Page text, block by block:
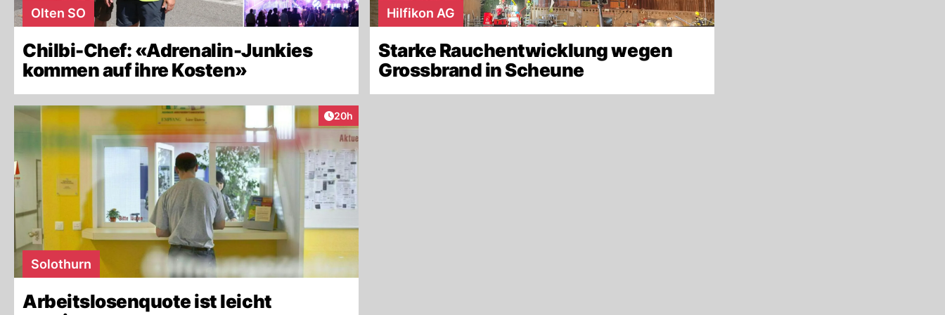
Olten SO
Chilbi-Chef: «Adrenalin-Junkies
kommen auf ihre Kosten»
Hilfikon AG
Starke Rauchentwicklung wegen
Grossbrand in Scheune
Artikel veröffentlicht:
20h
Solothurn
Arbeitslosenquote ist leicht